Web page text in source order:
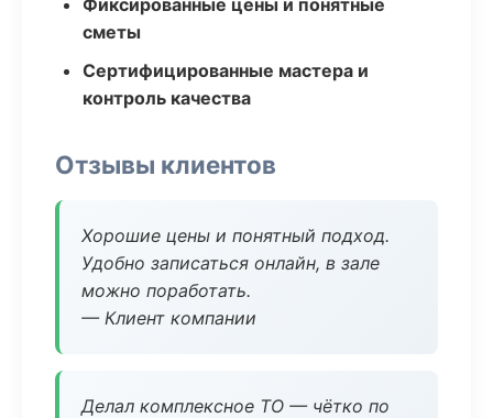
Фиксированные цены и понятные
сметы
Сертифицированные мастера и
контроль качества
Отзывы клиентов
Хорошие цены и понятный подход.
Удобно записаться онлайн, в зале
можно поработать.
— Клиент компании
Делал комплексное ТО — чётко по